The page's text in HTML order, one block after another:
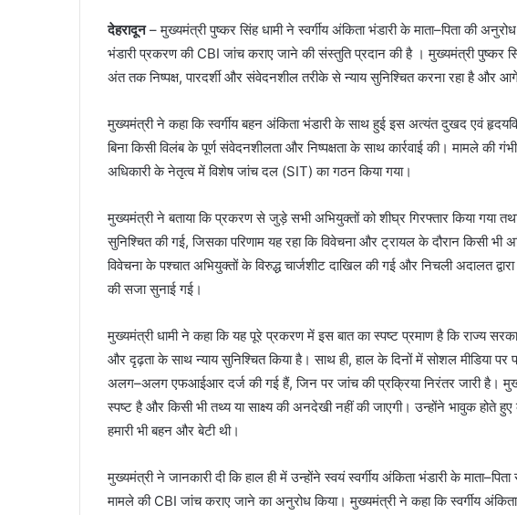
देहरादून– मुख्यमंत्री पुष्कर सिंह धामी ने स्वर्गीय अंकिता भंडारी के माता–पिता की
भंडारी प्रकरण की CBI जांच कराए जाने की संस्तुति प्रदान की है । मुख्यमंत्री पुष्कर
अंत तक निष्पक्ष, पारदर्शी और संवेदनशील तरीके से न्याय सुनिश्चित करना रहा है और
मुख्यमंत्री ने कहा कि स्वर्गीय बहन अंकिता भंडारी के साथ हुई इस अत्यंत दुखद एवं
बिना किसी विलंब के पूर्ण संवेदनशीलता और निष्पक्षता के साथ कार्रवाई की। मामले की
अधिकारी के नेतृत्व में विशेष जांच दल (SIT) का गठन किया गया।
मुख्यमंत्री ने बताया कि प्रकरण से जुड़े सभी अभियुक्तों को शीघ्र गिरफ्तार किया गया
सुनिश्चित की गई, जिसका परिणाम यह रहा कि विवेचना और ट्रायल के दौरान किसी भी
विवेचना के पश्चात अभियुक्तों के विरुद्ध चार्जशीट दाखिल की गई और निचली अदालत
की सजा सुनाई गई।
मुख्यमंत्री धामी ने कहा कि यह पूरे प्रकरण में इस बात का स्पष्ट प्रमाण है कि राज्य
और दृढ़ता के साथ न्याय सुनिश्चित किया है। साथ ही, हाल के दिनों में सोशल मीडिया
अलग–अलग एफआईआर दर्ज की गई हैं, जिन पर जांच की प्रक्रिया निरंतर जारी है।
स्पष्ट है और किसी भी तथ्य या साक्ष्य की अनदेखी नहीं की जाएगी। उन्होंने भावुक होते
हमारी भी बहन और बेटी थी।
मुख्यमंत्री ने जानकारी दी कि हाल ही में उन्होंने स्वयं स्वर्गीय अंकिता भंडारी के
मामले की CBI जांच कराए जाने का अनुरोध किया। मुख्यमंत्री ने कहा कि स्वर्गीय